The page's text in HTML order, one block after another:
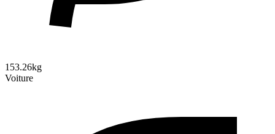
153.26kg
Voiture